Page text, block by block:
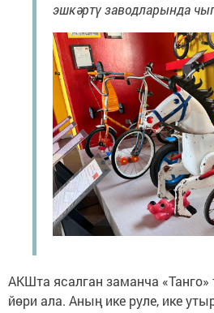
эшкәртү заводларында
АКШта ясалган заманча
йөри ала. Аның ике руле, ике